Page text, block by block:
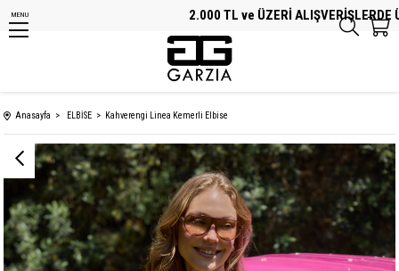
2.000 TL ve ÜZERİ ALIŞVERİŞLERDE
MENU
Anasayfa ELBİSE Kahverengi Linea Kemerli Elbise